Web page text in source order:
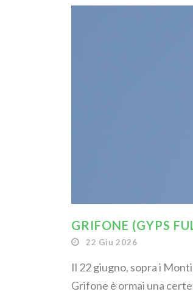
GRIFONE (GYPS
22 Giu 2026
Il 22 giugno, sopra i
Grifone è ormai una